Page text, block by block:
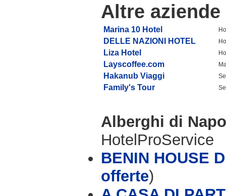
Altre
Marina 10 Hotel
DELLE NAZIONI HOTEL
Liza Hotel
Layscoffee.com
Hakanub Viaggi
Family's Tour
Alberghi di
HotelProService
BENIN HOUSE
offerte)